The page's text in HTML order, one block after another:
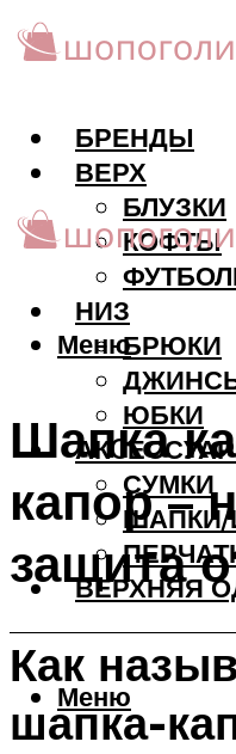
БРЕНДЫ
ВЕРХ
БЛУЗКИ
КОФТЫ
НИЗ
БРЮКИ
ЮБКИ
СУМКИ
ВЕРХНЯЯ
Меню
Меню
Шапка
капор –
защита
Как
шапка-